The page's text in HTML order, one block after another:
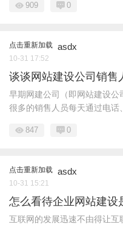
909 0
点击重新加载 asdx
10-31 17:52
谈谈网站建设公司销售
早期网建公司（即网站建设
很多的销售人员每天通过电话
847 0
点击重新加载 asdx
10-31 15:21
怎么看待企业网站建设
互联网的发展迅速不由得让